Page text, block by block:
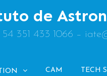
de
54 351 433 1066 –
CAM TECH